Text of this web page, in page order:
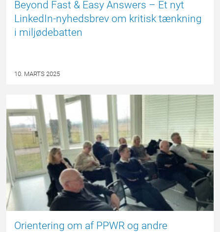
Beyond Fast & Easy Answers – Et nyt
LinkedIn-nyhedsbrev om kritisk tænkning
i miljødebatten
10. MARTS 2025
Orientering om af PPWR og andre
FORSIDE